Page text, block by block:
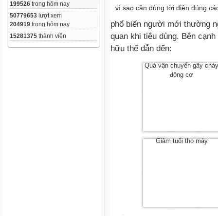
199526 trong hôm nay
50779653 lượt xem
204919 trong hôm nay
15281375 thành viên
vì sao cần dùng tời điện đúng
phổ biến người mới thường
quan khi tiêu dùng. Bên
hữu thể dẫn đến:
Quá vận chuyển gây
động cơ
Giảm tuổi thọ máy